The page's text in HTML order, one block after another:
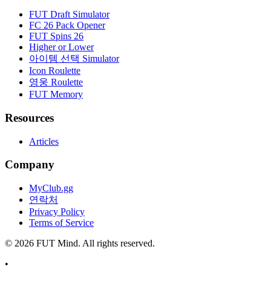
FUT Draft Simulator
FC 26 Pack Opener
FUT Spins 26
Higher or Lower
아이템 선택 Simulator
Icon Roulette
영웅 Roulette
FUT Memory
Resources
Articles
Company
MyClub.gg
연락처
Privacy Policy
Terms of Service
© 2026 FUT Mind. All rights reserved.
•